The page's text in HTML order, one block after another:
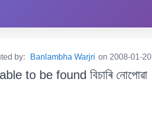
by: Banlambha Warjri on 2008-01-20
to be found বিচাৰি নোপোৱা